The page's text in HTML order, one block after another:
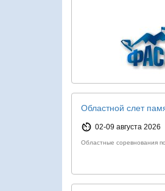
Областной слет
02-09 августа 2026
Областные соревнования